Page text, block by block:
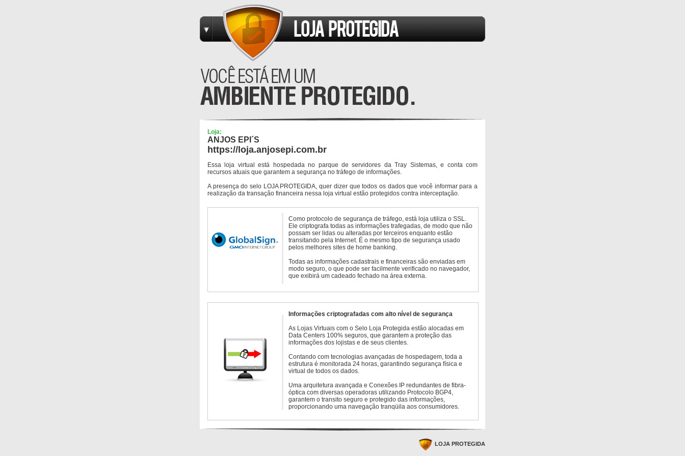
Loja:
ANJOS EPI´S
https://loja.anjosepi.com.br
Essa loja virtual está hospedada no parque de servidores da Tray Sistemas, e conta com
recursos atuais que garantem a segurança no tráfego de informações.
A presença do selo LOJA PROTEGIDA, quer dizer que todos os dados que você informar para a
realização da transação financeira nessa loja virtual estão protegidos contra interceptação.
Como protocolo de segurança de tráfego, está loja utiliza o SSL.
Ele criptografa todas as informações trafegadas, de modo que não
possam ser lidas ou alteradas por terceiros enquanto estão
transitando pela Internet. É o mesmo tipo de segurança usado
pelos melhores sites de home banking.
Todas as informações cadastrais e financeiras são enviadas em
modo seguro, o que pode ser facilmente verificado no navegador,
que exibirá um cadeado fechado na área externa.
Informações criptografadas com alto nível de segurança
As Lojas Virtuais com o Selo Loja Protegida estão alocadas em
Data Centers 100% seguros, que garantem a proteção das
informações dos lojistas e de seus clientes.
Contando com tecnologias avançadas de hospedagem, toda a
estrutura é monitorada 24 horas, garantindo segurança física e
virtual de todos os dados.
Uma arquitetura avançada e Conexões IP redundantes de fibra-
óptica com diversas operadoras utilizando Protocolo BGP4,
garantem o transito seguro e protegido das informações,
proporcionando uma navegação tranqüila aos consumidores.
LOJA PROTEGIDA